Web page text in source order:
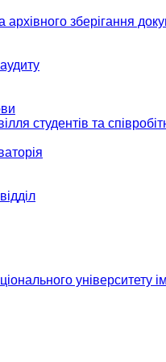
архівного зберігання
студентів та